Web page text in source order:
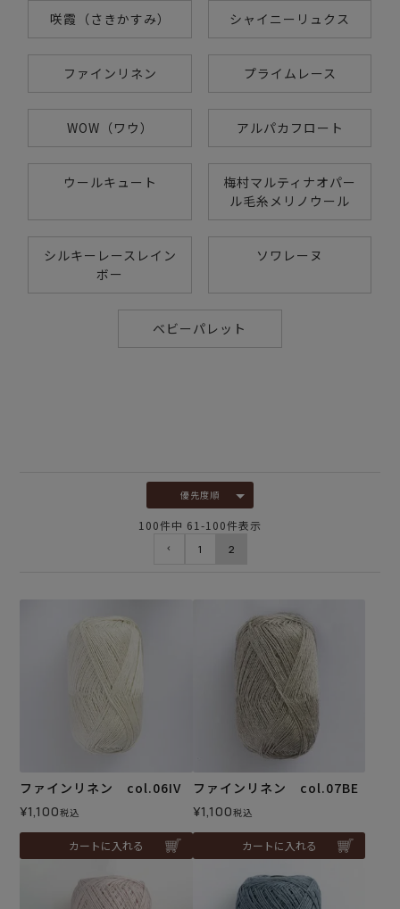
咲霞（さきかすみ） シャイニーリュクス
ファインリネン プライムレース
WOW（ワウ） アルパカフロート
ウールキュート
梅村マルティナオパー
ル毛糸メリノウール
シルキーレースレイン
ボー
ソワレーヌ
ベビーパレット
優先度順
100件中 61 -100件表示
1 2
ファインリネン col.06IV
¥1,100税込
カートに入れる
ファインリネン col.07BE
¥1,100税込
カートに入れる